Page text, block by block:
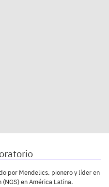
por Mendelics, pionero y líder en
en América Latina.